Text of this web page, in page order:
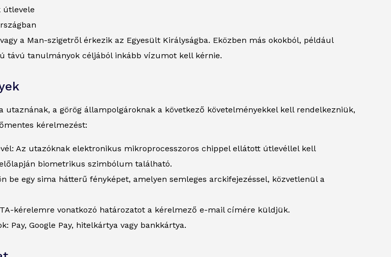
útlevele
a Man-szigetről érkezik az Egyesült Királyságba. Eközben más okokból, például
távú tanulmányok céljából inkább vízumot kell kérnie.
utaznának, a görög állampolgároknak a következő követelményekkel kell rendelkezniük,
kérelmezést:
Az utazóknak elektronikus mikroprocesszoros chippel ellátott útlevéllel kell
biometrikus szimbólum található.
be egy sima hátterű fényképet, amelyen semleges arckifejezéssel, közvetlenül a
kérelemre vonatkozó határozatot a kérelmező e-mail címére küldjük.
Pay, Google Pay, hitelkártya vagy bankkártya.